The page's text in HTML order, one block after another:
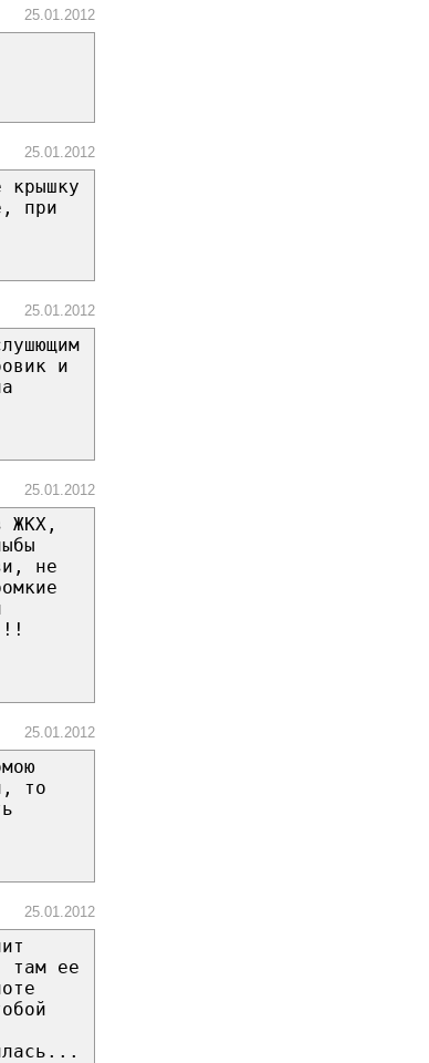
25.01.2012
25.01.2012
крышку
при
25.01.2012
и
25.01.2012
ЖКХ,
не
25.01.2012
то
25.01.2012
там ее